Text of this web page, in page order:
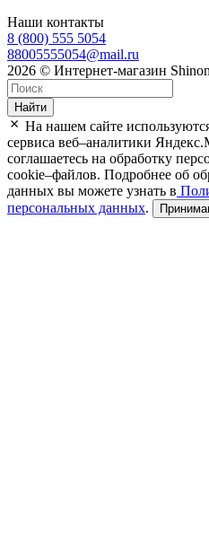
Наши контакты
8 (800) 555 5054
88005555054@mail.ru
2026 © Интернет-магазин
Найти
На нашем сайте
сервиса веб–аналитики
соглашаетесь на обработку
cookie–файлов. Подробнее об
данных вы можете узнать в
персональных данных.